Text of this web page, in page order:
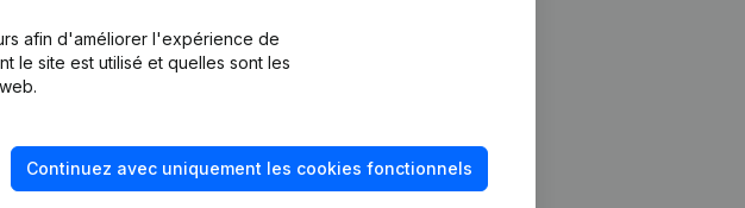
afin d'améliorer l'expérience de
le site est utilisé et quelles sont les
Continuez avec uniquement les cookies fonctionnels